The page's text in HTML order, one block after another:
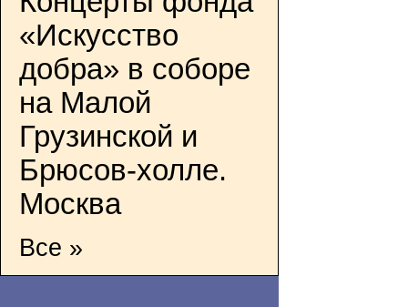
«Искусство
добра» в соборе
на Малой
Грузинской и
Брюсов-холле.
Москва
Все »